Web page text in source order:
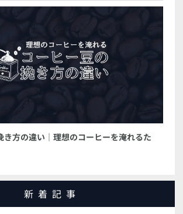
き方の違い｜理想のコーヒーを淹れるた
新着記事